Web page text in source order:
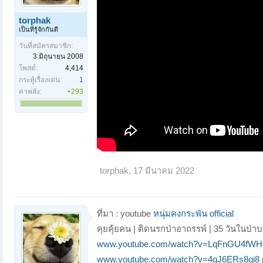
torphak
เป็นที่รู้จักกันดี
วันที่สมัครสมาชิก:
3 มิถุนายน 2008
โพสต์:
4,414
กระทู้เรื่องเด่น:
1
ค่าพลัง:
+293
torphak, 17 มีนาคม 2022
ที่มา : youtube หนุ่มคงกระพัน official
คุยคุ้ยคน | ติดนรกป่าอาถรรพ์ | 35 วันในป่าบ
www.youtube.com/
www.youtube.com/watch?v=4gJ6ERs8qi8